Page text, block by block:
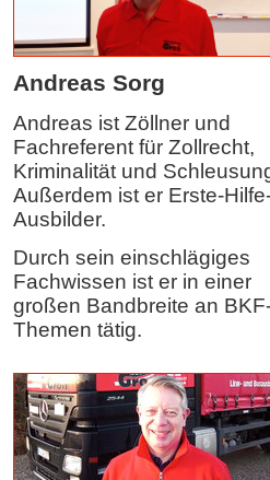
Andreas Sorg
Andreas ist Zöllner und
Fachreferent für Zollrecht,
Kriminalität und
Außerdem ist er Erste-
Ausbilder.
Durch sein einschlägiges
Fachwissen ist er in einer
großen Bandbreite an
Themen tätig.